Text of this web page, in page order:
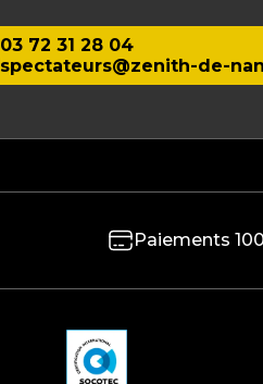
03 72 31 28 04
spectateurs@zenith-de-
Paiements